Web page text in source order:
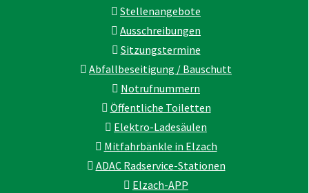
Stellenangebote
Ausschreibungen
Sitzungstermine
Abfallbeseitigung / Bauschutt
Notrufnummern
Öffentliche Toiletten
Elektro-Ladesäulen
Mitfahrbänkle in Elzach
ADAC Radservice-Stationen
Elzach-APP